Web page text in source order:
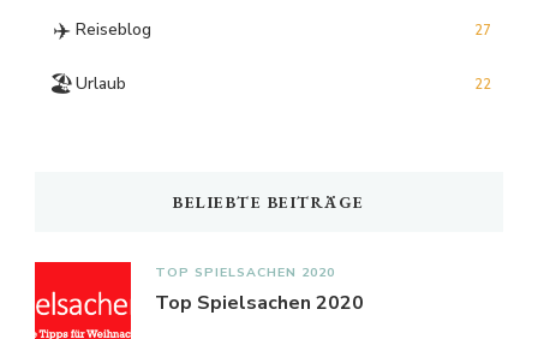
✈️ Reiseblog 27
🏖️Urlaub 22
BELIEBTE BEITRÄGE
TOP SPIELSACHEN 2020
Top Spielsachen 2020